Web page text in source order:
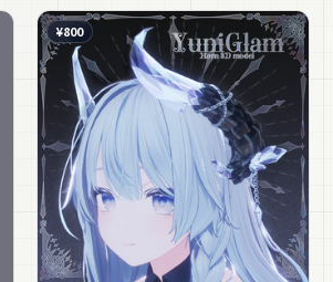
¥800